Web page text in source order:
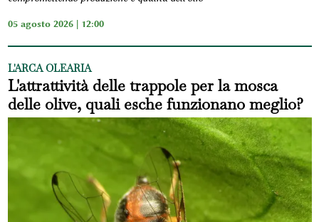
05 agosto 2026 | 12:00
L'ARCA OLEARIA
L'attrattività delle trappole per la mosca
delle olive, quali esche funzionano meglio?